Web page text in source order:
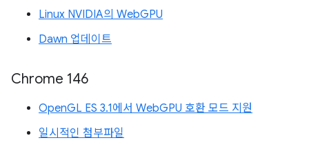
Linux NVIDIA의 WebGPU
Dawn 업데이트
Chrome 146
OpenGL ES 3.1에서 WebGPU 호환 모드 지원
일시적인 첨부파일